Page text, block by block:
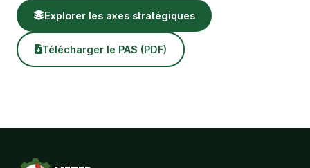
Explorer les axes stratégiques
Télécharger le PAS (PDF)